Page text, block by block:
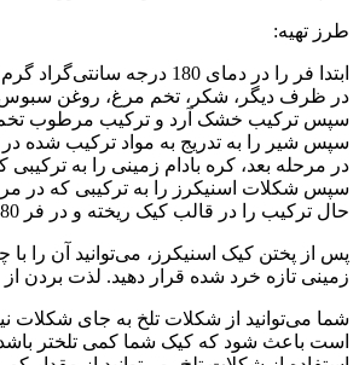
طرز تهیه:
ابتدا فر را در دمای 180 درجه سانتی‌گراد گرم کنید و قالب کیک را با روغن چرب کرده و سپس آرد، بیکینگ پودر، نمک، دارچین و پودر دونات را در یک ظرف مخلوط کنید.
در ظرف دیگر، شکر، تخم مرغ، روغن
سپس ترکیب خشک آرد و ترکیب مرطوب تخم
سپس شیر را به تدریج به مواد ترکیب شده
در مرحله بعد، کره بادام زمینی را به
سپس شکلات اسنیکرز را به ترکیبی که در
حال ترکیب را در قالب کیک ریخته و در فر 180 درجه سانتی‌گراد به مدت 45-50 دقیقه پخته و پس از پختن، آن را از فر خارج کرده و بعد از خنک شدن سرو کنید.
پس از پختن کیک اسنیکرز، می‌توانید آن را
زمینی تازه خرد شده قرار دهید. لذت بردن
شما می‌توانید از شکلات تلخ به جای شکلات
است باعث شود که کیک شما کمی تلختر باشد.